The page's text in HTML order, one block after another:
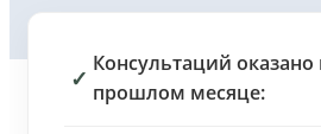
✓
Консультаций оказано
прошлом месяце: